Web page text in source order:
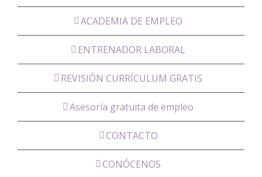
ACADEMIA DE EMPLEO
ENTRENADOR LABORAL
REVISIÓN CURRÍCULUM GRATIS
Asesoría gratuita de empleo
CONTACTO
CONÓCENOS